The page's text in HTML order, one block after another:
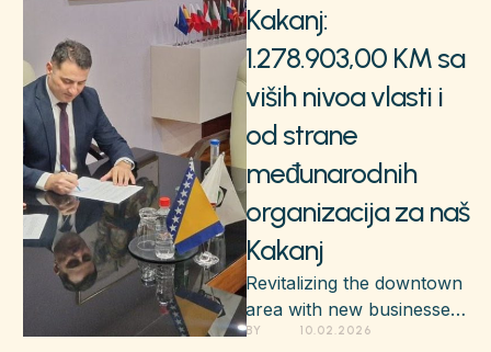
Kakanj:
1.278.903,00 KM sa
viših nivoa vlasti i
od strane
međunarodnih
organizacija za naš
Kakanj
Revitalizing the downtown
area with new businesses,
art, and pedestrian-
BY 10.02.2026